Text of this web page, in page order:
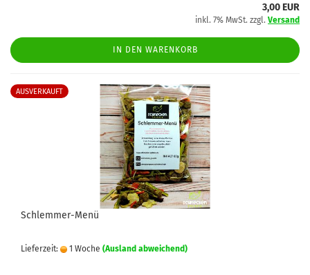
3,00 EUR
inkl. 7% MwSt. zzgl. Versand
IN DEN WARENKORB
AUSVERKAUFT
Schlemmer-Menü
Lieferzeit: 1 Woche (Ausland abweichend)